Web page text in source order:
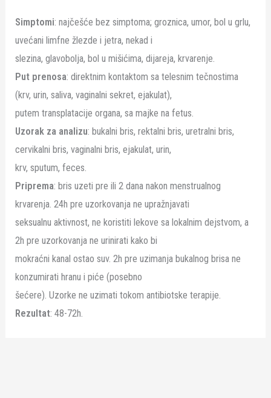
Simptomi: najčešće bez simptoma; groznica, umor, bol u grlu,
uvećani limfne žlezde i jetra, nekad i
slezina, glavobolja, bol u mišićima, dijareja, krvarenje.
Put prenosa: direktnim kontaktom sa telesnim tečnostima
(krv, urin, saliva, vaginalni sekret, ejakulat),
putem transplatacije organa, sa majke na fetus.
Uzorak za analizu: bukalni bris, rektalni bris, uretralni bris,
cervikalni bris, vaginalni bris, ejakulat, urin,
krv, sputum, feces.
Priprema: bris uzeti pre ili 2 dana nakon menstrualnog
krvarenja. 24h pre uzorkovanja ne upražnjavati
seksualnu aktivnost, ne koristiti lekove sa lokalnim dejstvom, a
2h pre uzorkovanja ne urinirati kako bi
mokraćni kanal ostao suv. 2h pre uzimanja bukalnog brisa ne
konzumirati hranu i piće (posebno
šećere). Uzorke ne uzimati tokom antibiotske terapije.
Rezultat: 48-72h.